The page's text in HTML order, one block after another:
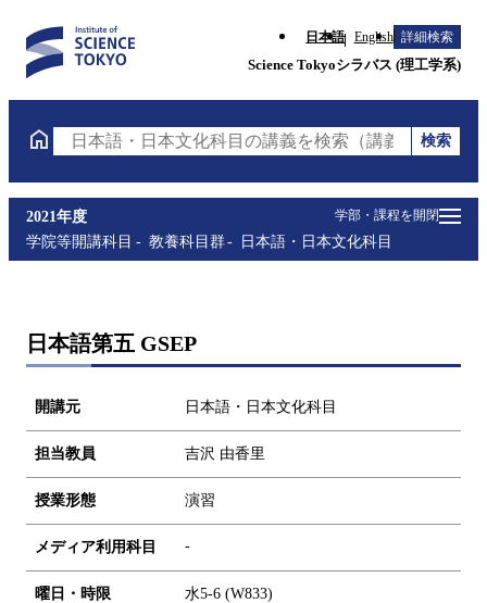
日本語 English 詳細検索
Science Tokyoシラバス (理工学系)
日本語・日本文化科目の講義を検索（講義名・科目
検索
学部・課程を開閉
2021年度
学院等開講科目
教養科目群 日本語・日本文化科目
日本語第五 GSEP
開講元 日本語・日本文化科目
担当教員 吉沢 由香里
授業形態 演習
メディア利用科目 -
曜日・時限
水5-6 (W833)